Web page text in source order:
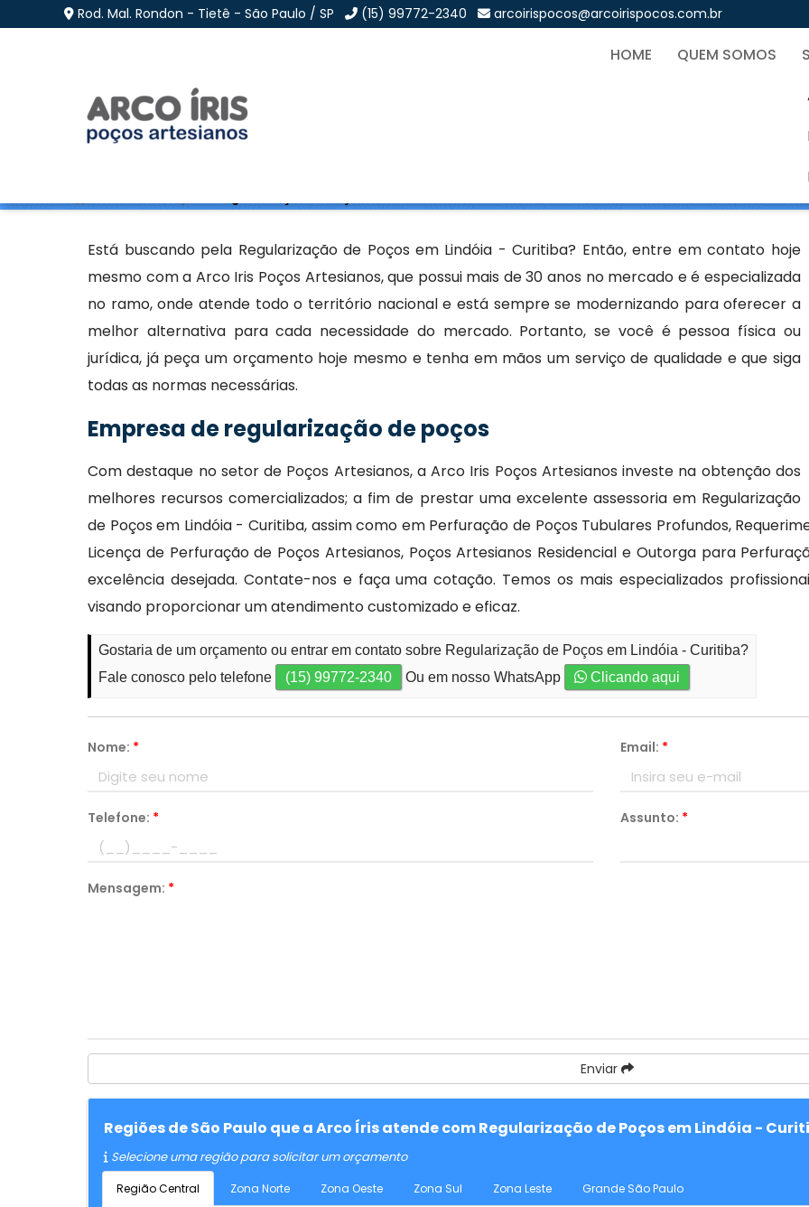
Rod. Mal. Rondon - Tietê - São Paulo / SP (15) 99772-2340 arcoirispocos@arcoirispocos.com.br
HOME QUEM SOMOS
Regularização de Poços em Lindóia - Curitiba
Está buscando pela Regularização de Poços em Lindóia - Curitiba? Então, entre em contato hoje
mesmo com a Arco Iris Poços Artesianos, que possui mais de 30 anos no mercado e é especializada
no ramo, onde atende todo o território nacional e está sempre se modernizando para oferecer a
melhor alternativa para cada necessidade do mercado. Portanto, se você é pessoa física ou
jurídica, já peça um orçamento hoje mesmo e tenha em mãos um serviço de qualidade e que siga
todas as normas necessárias.
Empresa de regularização de poços
Com destaque no setor de Poços Artesianos, a Arco Iris Poços Artesianos investe na obtenção dos
melhores recursos comercializados; a fim de prestar uma excelente assessoria em Regularização
de Poços em Lindóia - Curitiba, assim como em Perfuração de Poços Tubulares Profundos,
Licença de Perfuração de Poços Artesianos, Poços Artesianos Residencial e Outorga para
excelência desejada. Contate-nos e faça uma cotação. Temos os mais especializados
visando proporcionar um atendimento customizado e eficaz.
Gostaria de um orçamento ou entrar em contato sobre Regularização de Poços em Lindóia - Curitiba?
Fale conosco pelo telefone
(15) 99772-2340 Ou em nosso WhatsApp Clicando aqui
Nome: * Email: *
Telefone: * Assunto: *
Mensagem: *
Enviar
Regiões de São Paulo que a Arco Íris atende com Regularização de Poços em Lindóia -
Selecione uma região para solicitar um orçamento
Região Central Zona Norte Zona Oeste Zona Sul Zona Leste Grande São Paulo